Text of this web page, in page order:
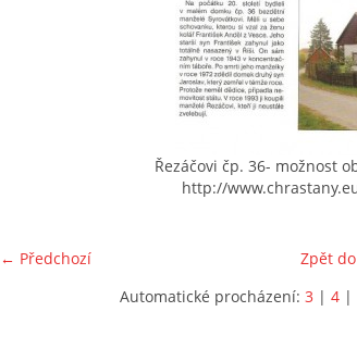
Řezáčovi čp. 36- možnost
http://
← Předchozí
Zpět
Automatické procházení: 3 | 4 |